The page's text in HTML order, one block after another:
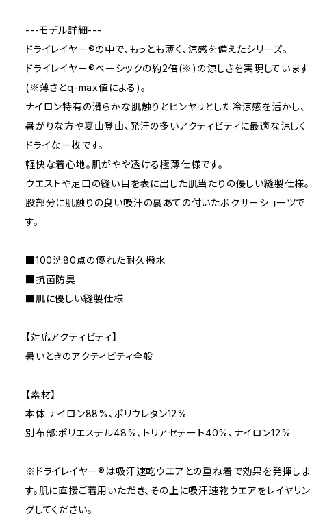
---モデル詳細---
ドライレイヤー®の中で、もっとも薄く、涼感を備えたシリーズ。
ドライレイヤー®ベーシックの約2倍(※)の涼しさを実現しています
(※薄さとq-max値による)。
ナイロン特有の滑らかな肌触りとヒンヤリとした冷涼感を活かし、
暑がりな方や夏山登山、発汗の多いアクティビティに最適な涼しく
ドライな一枚です。
軽快な着心地。肌がやや透ける極薄仕様です。
ウエストや足口の縫い目を表に出した肌当たりの優しい縫製仕様。
股部分に肌触りの良い吸汗の裏あての付いたボクサーショーツで
す。
■100洗80点の優れた耐久撥水
■抗菌防臭
■肌に優しい縫製仕様
【対応アクティビティ】
暑いときのアクティビティ全般
【素材】
本体:ナイロン88%、ポリウレタン12%
別布部:ポリエステル48%、トリアセテート40%、ナイロン12%
※ドライレイヤー®は吸汗速乾ウエアとの重ね着で効果を発揮しま
す。肌に直接ご着用いただき、その上に吸汗速乾ウエアをレイヤリン
グしてください。